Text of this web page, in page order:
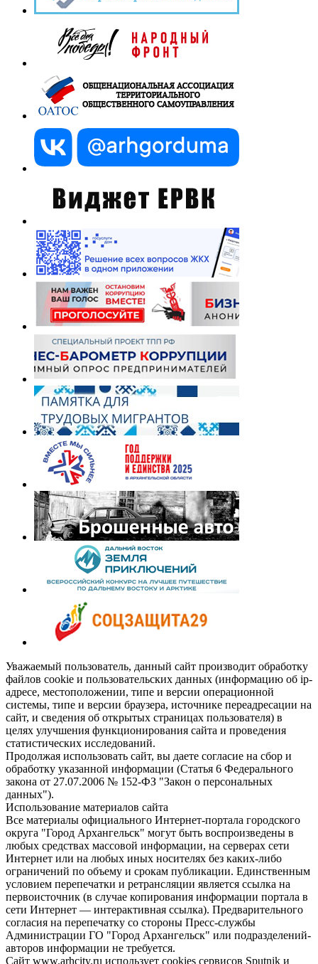
Уважаемый пользователь, данный сайт производит обработку
файлов cookie и пользовательских данных (информацию об ip-
адресе, местоположении, типе и версии операционной
системы, типе и версии браузера, источнике переадресации на
сайт, и сведения об открытых страницах пользователя) в
целях улучшения функционирования сайта и проведения
статистических исследований.
Продолжая использовать сайт, вы даете согласие на сбор и
обработку указанной информации (Статья 6 Федерального
закона от 27.07.2006 № 152-ФЗ "Закон о персональных
данных").
Использование материалов сайта
Все материалы официального Интернет-портала городского
округа "Город Архангельск" могут быть воспроизведены в
любых средствах массовой информации, на серверах сети
Интернет или на любых иных носителях без каких-либо
ограничений по объему и срокам публикации. Единственным
условием перепечатки и ретрансляции является ссылка на
первоисточник (в случае копирования информации портала в
сети Интернет — интерактивная ссылка). Предварительного
согласия на перепечатку со стороны Пресс-службы
Администрации ГО "Город Архангельск" или подразделений-
авторов информации не требуется.
Сайт www.arhcity.ru использует cookies сервисов Sputnik и